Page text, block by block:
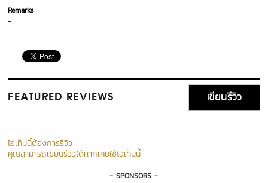
Remarks
-
FEATURED REVIEWS เขียนรีวิว
ไอเท็มนี้ต้องการรีวิว
คุณสามารถเขียนรีวิวได้หากเคยใช้ไอเท็มนี้
- SPONSORS -